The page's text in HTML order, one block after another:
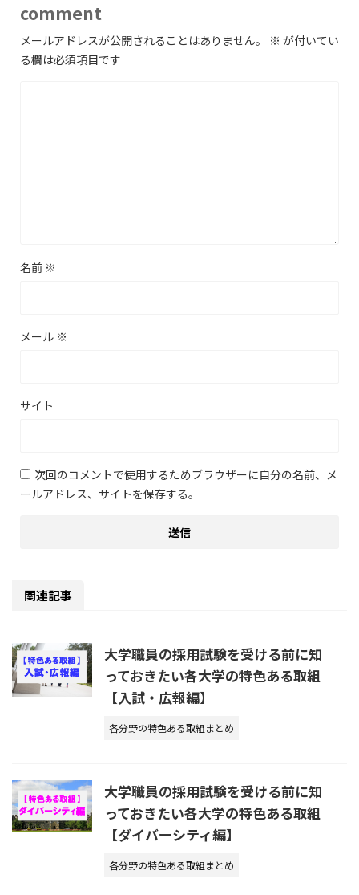
comment
メールアドレスが公開されることはありません。 ※ が付いてい
る欄は必須項目です
名前 ※
メール ※
サイト
次回のコメントで使用するためブラウザーに自分の名前、メ
ールアドレス、サイトを保存する。
関連記事
大学職員の採用試験を受ける前に知
っておきたい各大学の特色ある取組
【入試・広報編】
各分野の特色ある取組まとめ
大学職員の採用試験を受ける前に知
っておきたい各大学の特色ある取組
【ダイバーシティ編】
各分野の特色ある取組まとめ